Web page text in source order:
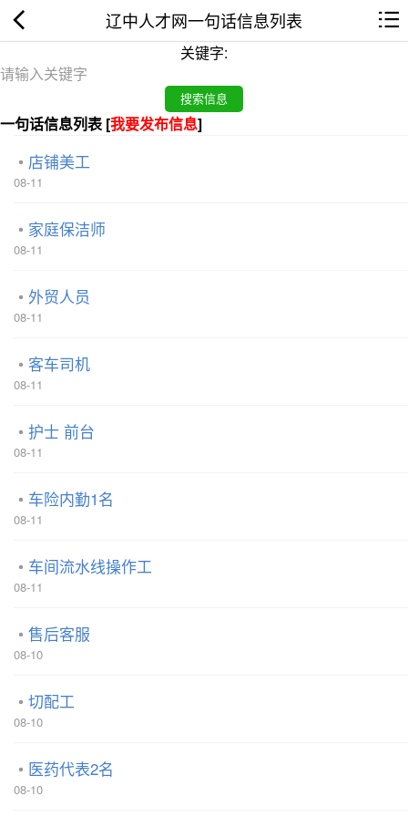
辽中人才网一句话信息列表
关键字:
一句话信息列表 [我要发布信息]
店铺美工
08-11
家庭保洁师
08-11
外贸人员
08-11
客车司机
08-11
护士 前台
08-11
车险内勤1名
08-11
车间流水线操作工
08-11
售后客服
08-10
切配工
08-10
医药代表2名
08-10